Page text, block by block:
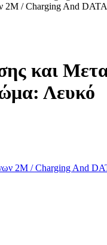
2M / Charging And
και
Λευκό